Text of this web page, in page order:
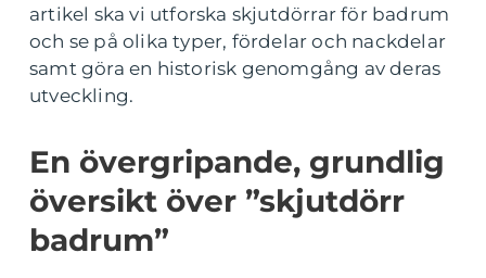
artikel ska vi utforska skjutdörrar för badrum
och se på olika typer, fördelar och nackdelar
samt göra en historisk genomgång av deras
utveckling.
En övergripande, grundlig
översikt över ”skjutdörr
badrum”